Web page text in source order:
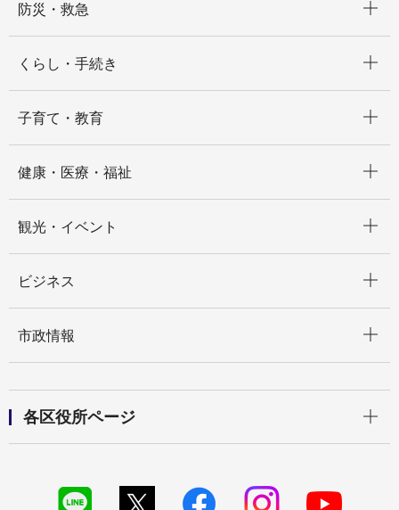
防災・救急
くらし・手続き
子育て・教育
健康・医療・福祉
観光・イベント
ビジネス
市政情報
各区役所ページ